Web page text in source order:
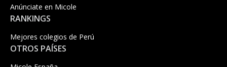
Anúnciate en Micole
RANKINGS
Mejores colegios de Perú
OTROS PAÍSES